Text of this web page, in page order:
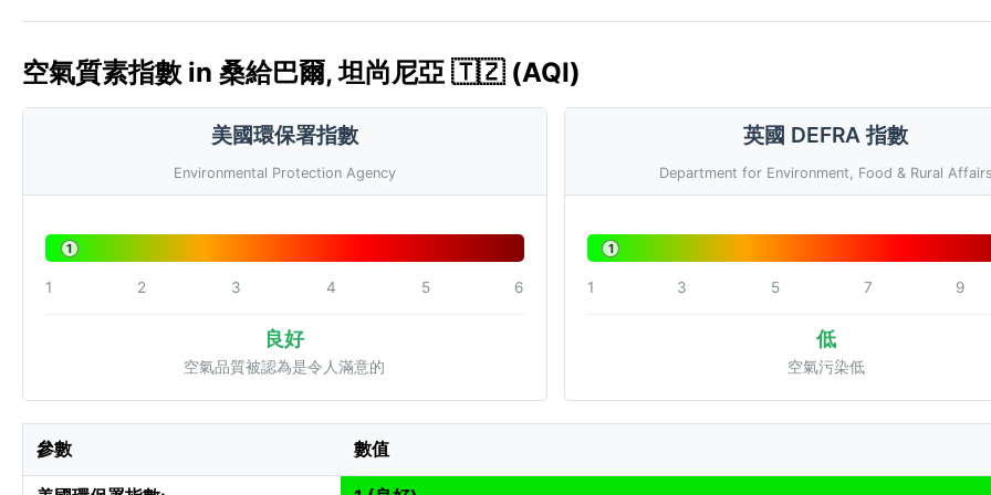
空氣質素指數 in 桑給巴爾, 坦尚尼亞 🇹🇿 (AQI)
美國環保署指數
Environmental Protection Agency
1
1 2 3 4 5 6
良好
空氣品質被認為是令人滿意的
英國 DEFRA 指數
Department for Environment, Food & Rural
1
1 3 5 7 9
低
空氣污染低
參數 數值